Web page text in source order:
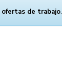
ofertas de trabajo.